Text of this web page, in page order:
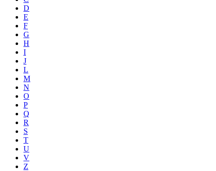
D
E
F
G
H
I
J
L
M
N
O
P
Q
R
S
T
U
V
Z